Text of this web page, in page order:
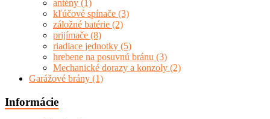
antény (1)
kľúčové spínače (3)
záložné batérie (2)
prijímače (8)
riadiace jednotky (5)
hrebene na posuvnú bránu (3)
Mechanické dorazy a konzoly (2)
Garážové brány (1)
Informácie